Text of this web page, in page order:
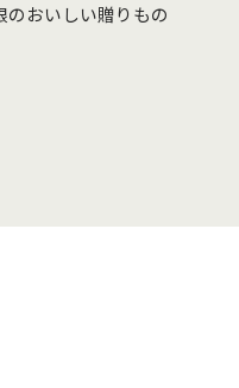
のおいしい贈りもの